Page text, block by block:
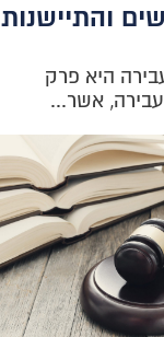
והתיישנות
היא פרק
אשר...